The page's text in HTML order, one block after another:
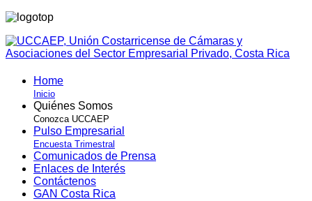
Home
Inicio
Quiénes Somos
Conozca UCCAEP
Pulso Empresarial
Encuesta Trimestral
Comunicados de Prensa
Enlaces de Interés
Contáctenos
GAN Costa Rica